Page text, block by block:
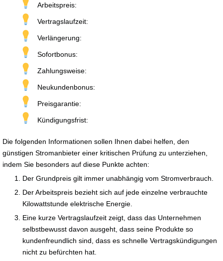
Arbeitspreis:
Vertragslaufzeit:
Verlängerung:
Sofortbonus:
Zahlungsweise:
Neukundenbonus:
Preisgarantie:
Kündigungsfrist:
Die folgenden Informationen sollen Ihnen dabei helfen, den
günstigen Stromanbieter einer kritischen Prüfung zu unterziehen,
indem Sie besonders auf diese Punkte achten:
Der Grundpreis gilt immer unabhängig vom Stromverbrauch.
Der Arbeitspreis bezieht sich auf jede einzelne verbrauchte
Kilowattstunde elektrische Energie.
Eine kurze Vertragslaufzeit zeigt, dass das Unternehmen
selbstbewusst davon ausgeht, dass seine Produkte so
kundenfreundlich sind, dass es schnelle Vertragskündigungen
nicht zu befürchten hat.